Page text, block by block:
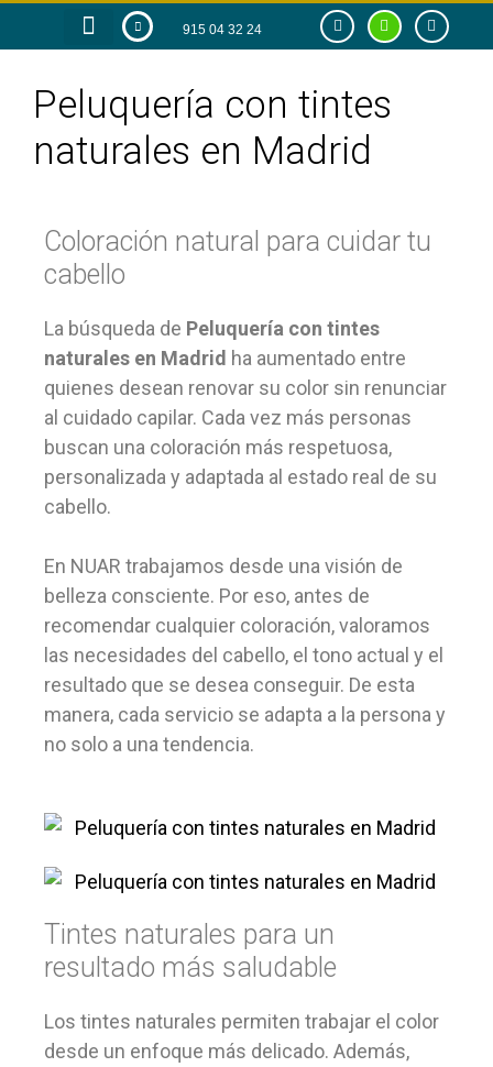
915 04 32 24
Peluquería con tintes
naturales en Madrid
Coloración natural para cuidar tu
cabello
La búsqueda de Peluquería con tintes
naturales en Madrid ha aumentado entre
quienes desean renovar su color sin renunciar
al cuidado capilar. Cada vez más personas
buscan una coloración más respetuosa,
personalizada y adaptada al estado real de su
cabello.
En NUAR trabajamos desde una visión de
belleza consciente. Por eso, antes de
recomendar cualquier coloración, valoramos
las necesidades del cabello, el tono actual y el
resultado que se desea conseguir. De esta
manera, cada servicio se adapta a la persona y
no solo a una tendencia.
Tintes naturales para un
resultado más saludable
Los tintes naturales permiten trabajar el color
desde un enfoque más delicado. Además,